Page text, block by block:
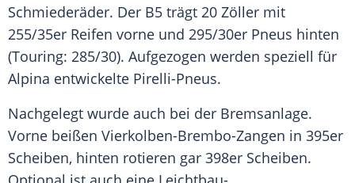
Schmiederäder. Der B5 trägt 20 Zöller mit
255/35er Reifen vorne und 295/30er Pneus hinten
(Touring: 285/30). Aufgezogen werden speziell für
Alpina entwickelte Pirelli-Pneus.
Nachgelegt wurde auch bei der Bremsanlage.
Vorne beißen Vierkolben-Brembo-Zangen in 395er
Scheiben, hinten rotieren gar 398er Scheiben.